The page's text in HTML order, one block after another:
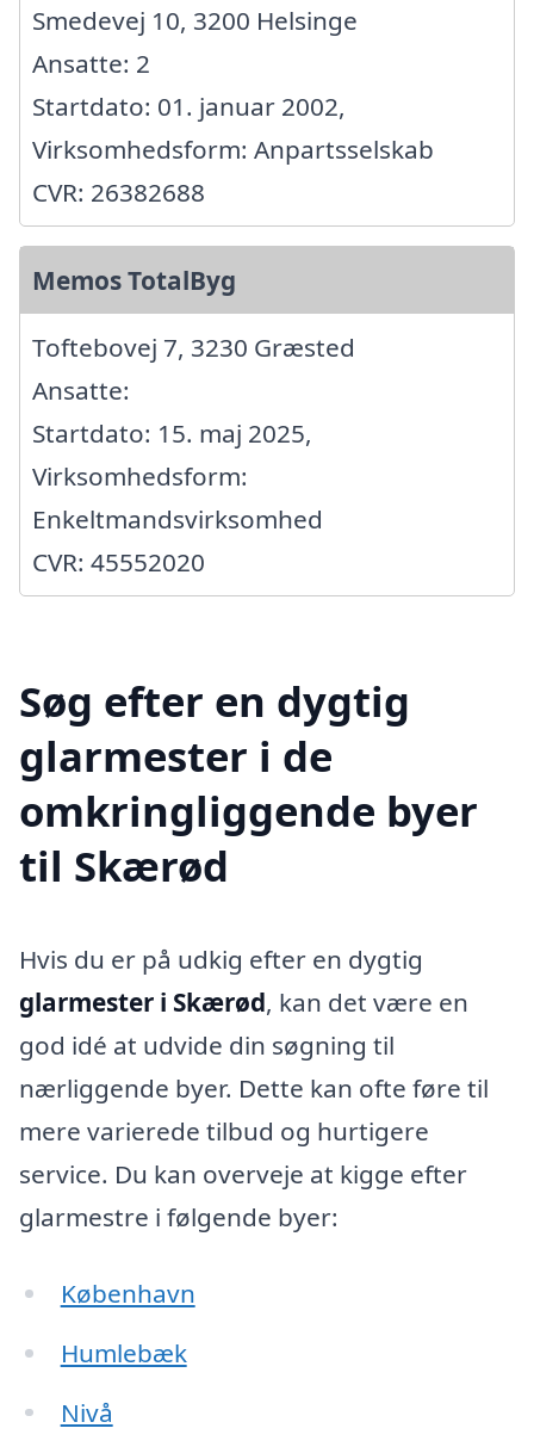
Smedevej 10, 3200 Helsinge
Ansatte: 2
Startdato: 01. januar 2002,
Virksomhedsform: Anpartsselskab
CVR: 26382688
Memos TotalByg
Toftebovej 7, 3230 Græsted
Ansatte:
Startdato: 15. maj 2025,
Virksomhedsform:
Enkeltmandsvirksomhed
CVR: 45552020
Søg efter en dygtig
glarmester i de
omkringliggende byer
til Skærød
Hvis du er på udkig efter en dygtig
glarmester i Skærød, kan det være en
god idé at udvide din søgning til
nærliggende byer. Dette kan ofte føre til
mere varierede tilbud og hurtigere
service. Du kan overveje at kigge efter
glarmestre i følgende byer:
København
Humlebæk
Nivå